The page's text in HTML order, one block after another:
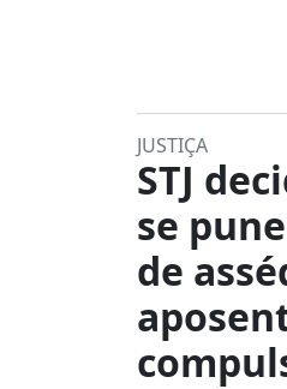
JUSTIÇA
STJ
se
de